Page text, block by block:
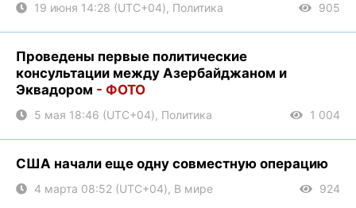
19 июня 14:28 (UTC+04), Политика 905
Проведены первые политические
консультации между Азербайджаном и
Эквадором - ФОТО
5 мая 18:46 (UTC+04), Политика 1 004
США начали еще одну совместную операцию
4 марта 08:52 (UTC+04), В мире 924